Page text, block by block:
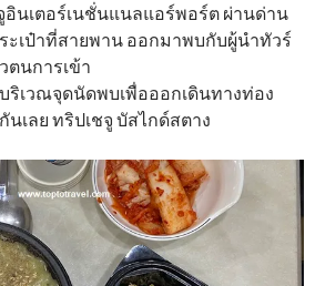
อินเตอร์เนชั่นแนลแอร์พอร์ต ผ่านด่าน
ะเป๋าที่สายพาน ออกมาพบกับผู้นำทัวร์
ตนการเข้า
ริเวณจุดนัดพบเพื่อออกเดินทางท่อง
เลย ทริปเชจู บัสไกด์สตาง